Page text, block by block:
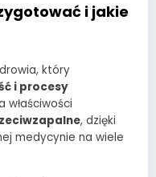
i jakie
który
i procesy
właściwości
, dzięki
medycynie na wiele